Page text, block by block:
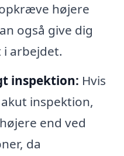
højere
også give dig
arbejdet.
inspektion: Hvis
inspektion,
end ved
da